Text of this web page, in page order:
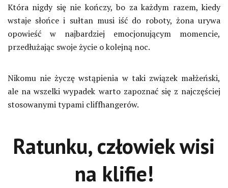
Która nigdy się nie kończy, bo za każdym razem, kiedy
wstaje słońce i sułtan musi iść do roboty, żona urywa
opowieść w najbardziej emocjonującym momencie,
przedłużając swoje życie o kolejną noc.
Nikomu nie życzę wstąpienia w taki związek małżeński,
ale na wszelki wypadek warto zapoznać się z najczęściej
stosowanymi typami cliffhangerów.
Ratunku, człowiek wisi
na klifie!